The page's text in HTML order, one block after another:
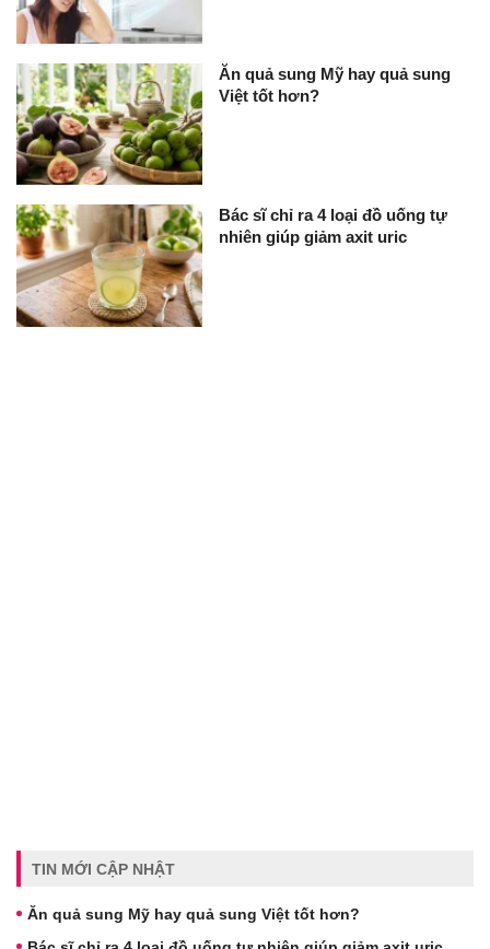
Ăn quả sung Mỹ hay quả sung
Việt tốt hơn?
Bác sĩ chỉ ra 4 loại đồ uống tự
nhiên giúp giảm axit uric
TIN MỚI CẬP NHẬT
Ăn quả sung Mỹ hay quả sung Việt tốt hơn?